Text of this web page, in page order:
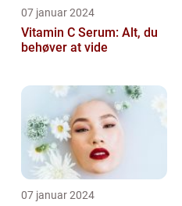
07 januar 2024
Vitamin C Serum: Alt, du
behøver at vide
07 januar 2024